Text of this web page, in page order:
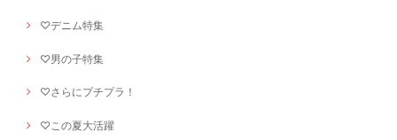
♡デニム特集
♡男の子特集
♡さらにプチプラ！
♡この夏大活躍